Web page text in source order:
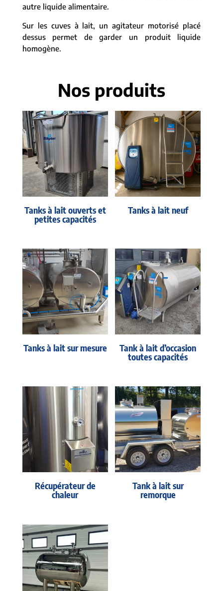
autre liquide alimentaire.
Sur les cuves à lait, un agitateur motorisé placé
dessus permet de garder un produit liquide
homogène.
Nos produits
Tanks à lait ouverts et
petites capacités
Tanks à lait neuf
Tanks à lait sur mesure Tank à lait d’occasion
toutes capacités
Récupérateur de
chaleur
Tank à lait sur
remorque